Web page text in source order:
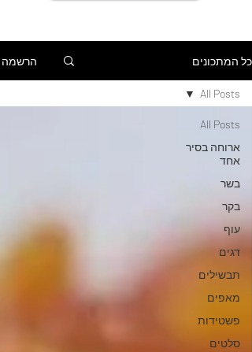
כל המתכונים הרשמה
All Posts
ארוחה בסיר
אחד
בשר
בקר
עוף
דגים
תבשילים
מאפים
פשטידות
סלטים
All Posts